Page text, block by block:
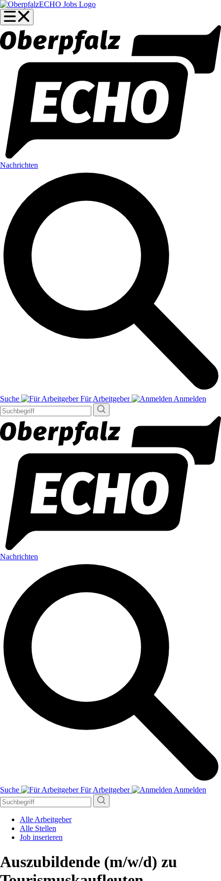
Nachrichten
Suche Für Arbeitgeber Anmelden
Nachrichten
Suche Für Arbeitgeber Anmelden
Alle Arbeitgeber
Alle Stellen
Job inserieren
Auszubildende (m/w/d) zu